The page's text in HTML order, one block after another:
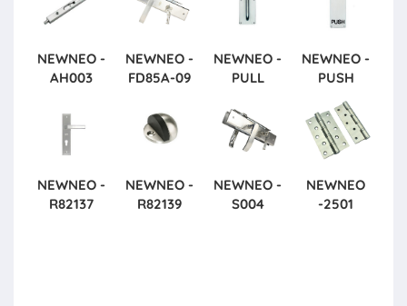
NEWNEO -
AH003
NEWNEO -
FD85A-09
NEWNEO -
PULL
NEWNEO -
PUSH
NEWNEO -
R82137
NEWNEO -
R82139
NEWNEO -
S004
NEWNEO
-2501